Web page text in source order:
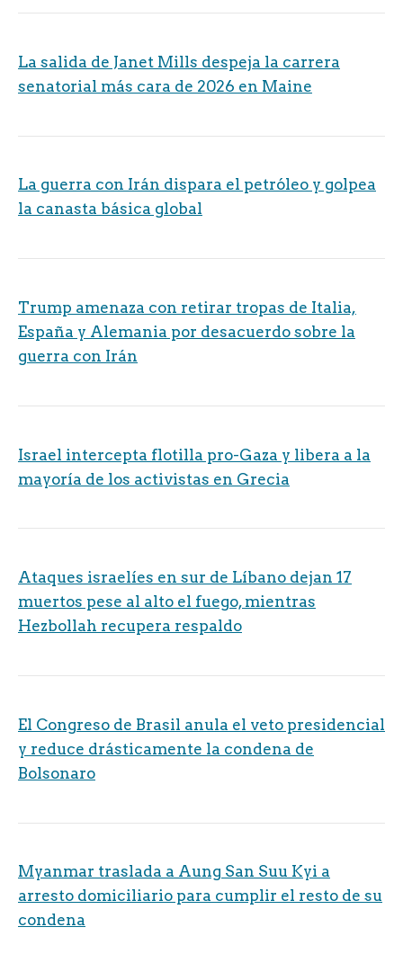
La salida de Janet Mills despeja la carrera
senatorial más cara de 2026 en Maine
La guerra con Irán dispara el petróleo y golpea
la canasta básica global
Trump amenaza con retirar tropas de Italia,
España y Alemania por desacuerdo sobre la
guerra con Irán
Israel intercepta flotilla pro-Gaza y libera a la
mayoría de los activistas en Grecia
Ataques israelíes en sur de Líbano dejan 17
muertos pese al alto el fuego, mientras
Hezbollah recupera respaldo
El Congreso de Brasil anula el veto presidencial
y reduce drásticamente la condena de
Bolsonaro
Myanmar traslada a Aung San Suu Kyi a
arresto domiciliario para cumplir el resto de su
condena